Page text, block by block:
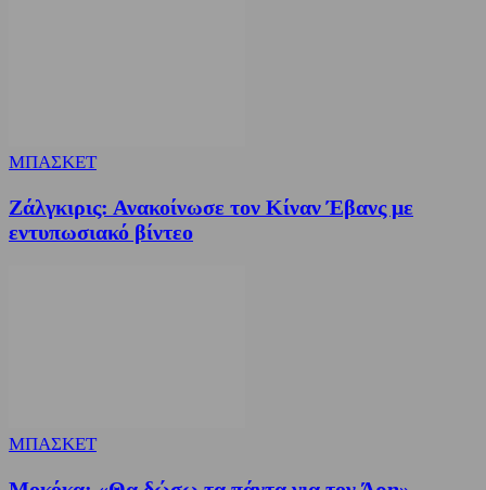
ΜΠΑΣΚΕΤ
Ζάλγκιρις: Ανακοίνωσε τον Κίναν Έβανς με
εντυπωσιακό βίντεο
ΜΠΑΣΚΕΤ